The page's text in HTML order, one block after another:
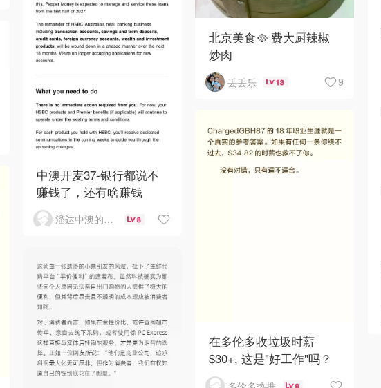
北京美食🥘 费大厨辣椒
炒肉
丢丢乐 13 9
中澳开麦37-银行都说不
赚钱了，还有啥赚钱
溜达中澳的王公子 8
在多伦多收垃圾时薪
$30+, 这是"好工作"吗？
9